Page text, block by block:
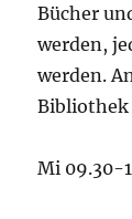
Bücher
werden,
werden.
Bibliothek
Mi 09.30-